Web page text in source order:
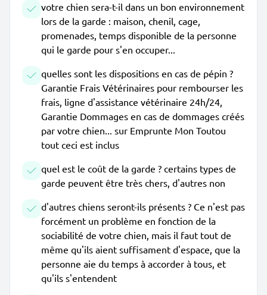
votre chien sera-t-il dans un bon environnement
lors de la garde : maison, chenil, cage,
promenades, temps disponible de la personne
qui le garde pour s'en occuper...
quelles sont les dispositions en cas de pépin ?
Garantie Frais Vétérinaires pour rembourser les
frais, ligne d'assistance vétérinaire 24h/24,
Garantie Dommages en cas de dommages créés
par votre chien... sur Emprunte Mon Toutou
tout ceci est inclus
quel est le coût de la garde ? certains types de
garde peuvent être très chers, d'autres non
d'autres chiens seront-ils présents ? Ce n'est pas
forcément un problème en fonction de la
sociabilité de votre chien, mais il faut tout de
même qu'ils aient suffisament d'espace, que la
personne aie du temps à accorder à tous, et
qu'ils s'entendent